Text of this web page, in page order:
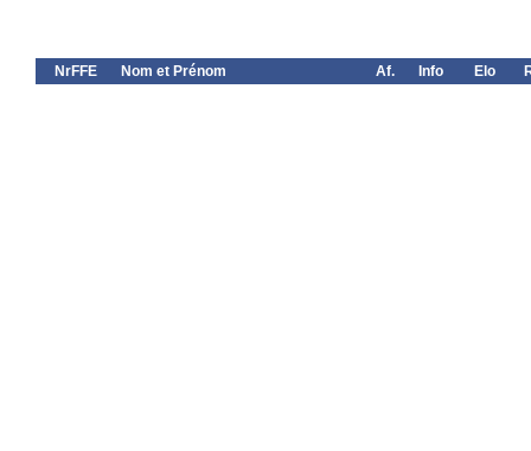
NrFFE Nom et Prénom Af. Info Elo